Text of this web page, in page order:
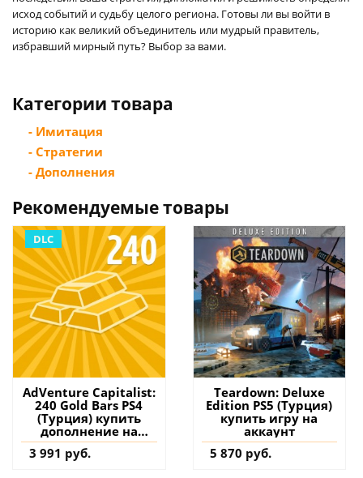
исход событий и судьбу целого региона. Готовы ли вы войти в
историю как великий объединитель или мудрый правитель,
избравший мирный путь? Выбор за вами.
Категории товара
- Имитация
- Стратегии
- Дополнения
Рекомендуемые товары
DLC
AdVenture Capitalist:
240 Gold Bars PS4
(Турция) купить
дополнение на
аккаунт
3 991 руб.
Teardown: Deluxe
Edition PS5 (Турция)
купить игру на
аккаунт
5 870 руб.